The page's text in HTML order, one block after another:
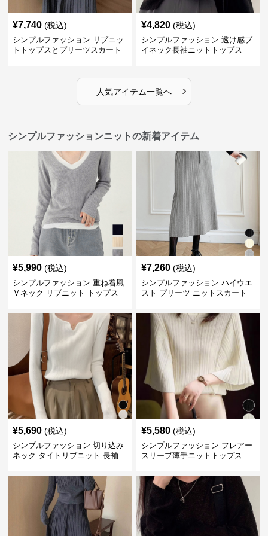
¥7,740 (税込)
シンプルファッション リブニッ
トトップスとプリーツスカート
¥4,820 (税込)
シンプルファッション 透け感ブ
イネック長袖ニットトップス
人気アイテム一覧へ ›
シンプルファッションニットの新着アイテム
¥5,990 (税込)
シンプルファッション 重ね着風
Ｖネック リブニット トップス
¥7,260 (税込)
シンプルファッション ハイウエ
スト プリーツ ニットスカート
¥5,690 (税込)
シンプルファッション 切り込み
ネック タイトリブニット 長袖
¥5,580 (税込)
シンプルファッション フレアー
スリーブ薄手ニットトップス